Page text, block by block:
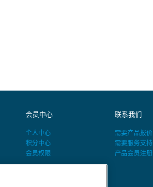
会员中心
个人中心
积分中心
会员权限
联系我们
需要产品报价
需要服务支持
产品会员注册